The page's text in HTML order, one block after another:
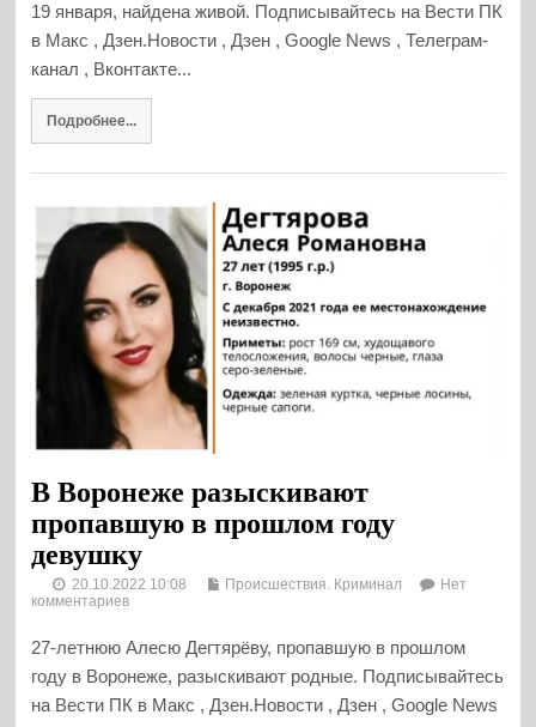
19 января, найдена живой. Подписывайтесь на Вести ПК
в Макс , Дзен.Новости , Дзен , Google News , Телеграм-
канал , Вконтакте...
Подробнее...
В Воронеже разыскивают
пропавшую в прошлом году
девушку
20.10.2022 10:08 Происшествия. Криминал
Нет
комментариев
27-летнюю Алесю Дегтярёву, пропавшую в прошлом
году в Воронеже, разыскивают родные. Подписывайтесь
на Вести ПК в Макс , Дзен.Новости , Дзен , Google News